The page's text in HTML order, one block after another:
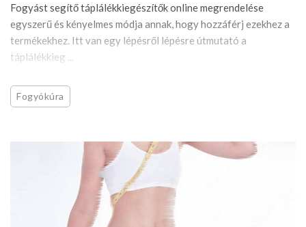
Fogyást segítő táplálékkiegészítők online megrendelése
egyszerű és kényelmes módja annak, hogy hozzáférj ezekhez a
termékekhez. Itt van egy lépésről lépésre útmutató a
táplálékkieg ...
Fogyókúra